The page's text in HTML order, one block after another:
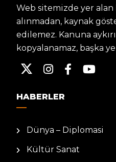
Web sitemizde yer
alınmadan, kaynak
edilemez. Kanuna
kopyalanamaz, başka
HABERLER
Dünya – Diplomasi
Kültür Sanat